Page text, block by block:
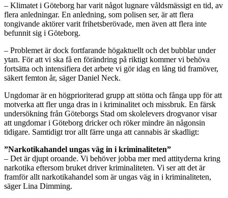
– Klimatet i Göteborg har varit något lugnare våldsmässigt en tid, av
flera anledningar. En anledning, som polisen ser, är att flera
tongivande aktörer varit frihetsberövade, men även att flera inte
befunnit sig i Göteborg.
– Problemet är dock fortfarande högaktuellt och det bubblar under
ytan. För att vi ska få en förändring på riktigt kommer vi behöva
fortsätta och intensifiera det arbete vi gör idag en lång tid framöver,
säkert femton år, säger Daniel Neck.
Ungdomar är en högprioriterad grupp att stötta och fånga upp för att
motverka att fler unga dras in i kriminalitet och missbruk. En färsk
undersökning från Göteborgs Stad om skolelevers drogvanor visar
att ungdomar i Göteborg dricker och röker mindre än någonsin
tidigare. Samtidigt tror allt färre unga att cannabis är skadligt:
”Narkotikahandel ungas väg in i kriminaliteten”
– Det är djupt oroande. Vi behöver jobba mer med attityderna kring
narkotika eftersom bruket driver kriminaliteten. Vi ser att det är
framför allt narkotikahandel som är ungas väg in i kriminaliteten,
säger Lina Dimming.